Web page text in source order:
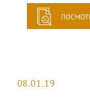
08.01.19